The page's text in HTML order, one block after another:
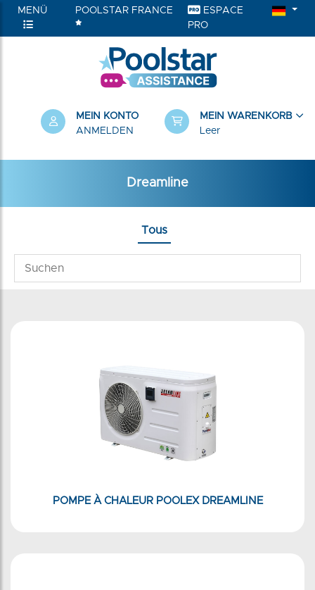
MENÜ POOLSTAR FRANCE
ESPACE
PRO
MEIN KONTO
ANMELDEN
MEIN WARENKORB
Leer
Dreamline
Tous
POMPE À CHALEUR POOLEX DREAMLINE